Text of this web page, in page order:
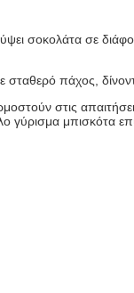
σοκολάτα σε
πάχος,
στις
γύρισμα μπισκότα